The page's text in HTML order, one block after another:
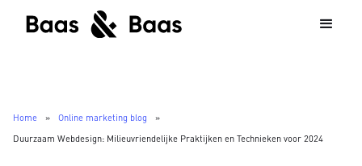
Home » Online marketing blog
»
Duurzaam Webdesign: Milieuvriendelijke Praktijken en Technieken voor 2024